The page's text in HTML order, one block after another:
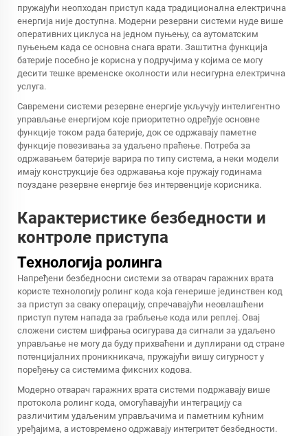
пружајући неопходан приступ када традиционална електрична
енергија није доступна. Модерни резервни системи нуде више
оперативних циклуса на једном пуњењу, са аутоматским
пуњењем када се основна снага врати. Заштитна функција
батерије посебно је корисна у подручјима у којима се могу
десити тешке временске околности или несигурна електрична
услуга.
Савремени системи резервне енергије укључују интелигентно
управљање енергијом које приоритетно одређује основне
функције током рада батерије, док се одржавају паметне
функције повезивања за удаљено праћење. Потреба за
одржавањем батерије варира по типу система, а неки модели
имају конструкције без одржавања које пружају годинама
поуздане резервне енергије без интервенције корисника.
Карактеристике безбедности и
контроле приступа
Технологија ролинга
Напређени безбедносни системи за отварач гаражних врата
користе технологију ролинг кода која генерише јединствен код
за приступ за сваку операцију, спречавајући неовлашћени
приступ путем напада за грабљење кода или реплеј. Овај
сложени систем шифрања осигурава да сигнали за удаљено
управљање не могу да буду прихваћени и дуплирани од стране
потенцијалних проникникача, пружајући вишу сигурност у
поређењу са системима фиксних кодова.
Модерно отварач гаражних врата системи подржавају више
протокола ролинг кода, омогућавајући интеграцију са
различитим удаљеним управљачима и паметним кућним
уређајима, а истовремено одржавају интегритет безбедности.